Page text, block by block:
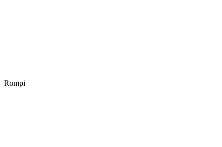
Rompi